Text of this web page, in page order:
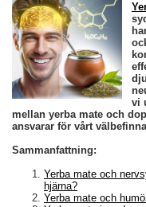
vi
mellan yerba mate och
ansvarar för vårt
Sammanfattning:
Yerba mate och
hjärna?
Yerba mate och